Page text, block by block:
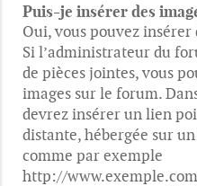
Puis-je insérer des
Oui, vous pouvez insérer
Si l’administrateur du
de pièces jointes, vous
images sur le forum.
devrez insérer un lien
distante, hébergée sur
comme par exemple
http://